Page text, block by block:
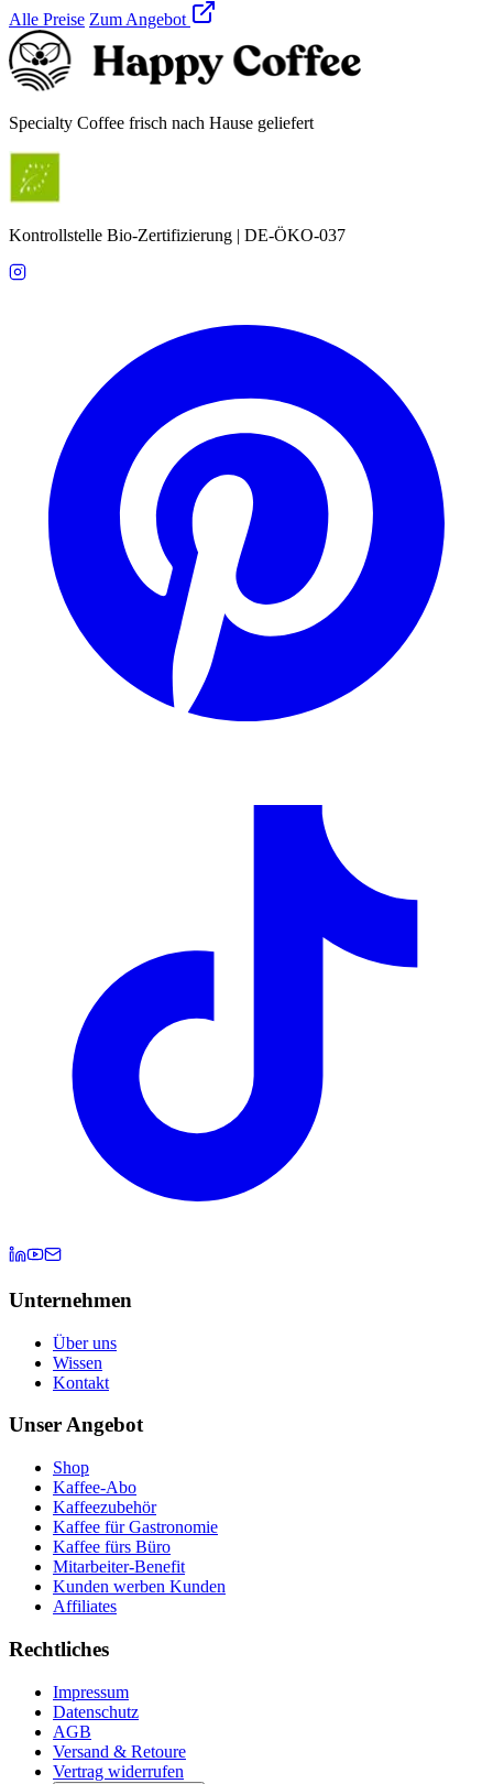
Alle Preise Zum Angebot
Specialty Coffee frisch nach Hause geliefert
Kontrollstelle Bio-Zertifizierung | DE-ÖKO-037
Unternehmen
Über uns
Wissen
Kontakt
Unser Angebot
Shop
Kaffee-Abo
Kaffeezubehör
Kaffee für Gastronomie
Kaffee fürs Büro
Mitarbeiter-Benefit
Kunden werben Kunden
Affiliates
Rechtliches
Impressum
Datenschutz
AGB
Versand & Retoure
Vertrag widerrufen